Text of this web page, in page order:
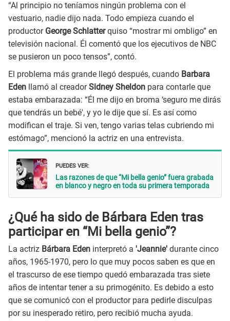
“Al principio no teníamos ningún problema con el
vestuario, nadie dijo nada. Todo empieza cuando el
productor George Schlatterquiso “mostrar mi ombligo” en
televisión nacional. Él comentó que los ejecutivos de NBC
se pusieron un poco tensos”, contó.
El problema más grande llegó después, cuando Barbara
Eden
llamó al creadorSidney Sheldon para contarle que
estaba embarazada: “Él me dijo en broma ‘seguro me dirás
que tendrás un bebé', y yo le dije que sí. Es así como
modifican el traje. Si ven, tengo varias telas cubriendo mi
estómago”, mencionó la actriz en una entrevista.
PUEDES VER:
Las razones de que “Mi bella genio” fuera grabada
en blanco y negro en toda su primera temporada
¿Qué ha sido de Bárbara Eden tras
participar en “Mi bella genio”?
La actriz Bárbara Eden interpretó a 'Jeannie' durante cinco
años, 1965-1970, pero lo que muy pocos saben es que en
el trascurso de ese tiempo quedó embarazada tras siete
años de intentar tener a su primogénito. Es debido a esto
que se comunicó con el productor para pedirle disculpas
por su inesperado retiro, pero recibió mucha ayuda.